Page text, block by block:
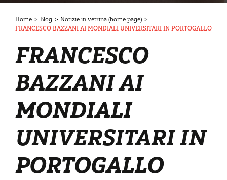
Home > Blog > Notizie in vetrina (home page) >
FRANCESCO BAZZANI AI MONDIALI UNIVERSITARI IN PORTOGALLO
FRANCESCO
BAZZANI AI
MONDIALI
UNIVERSITARI IN
PORTOGALLO